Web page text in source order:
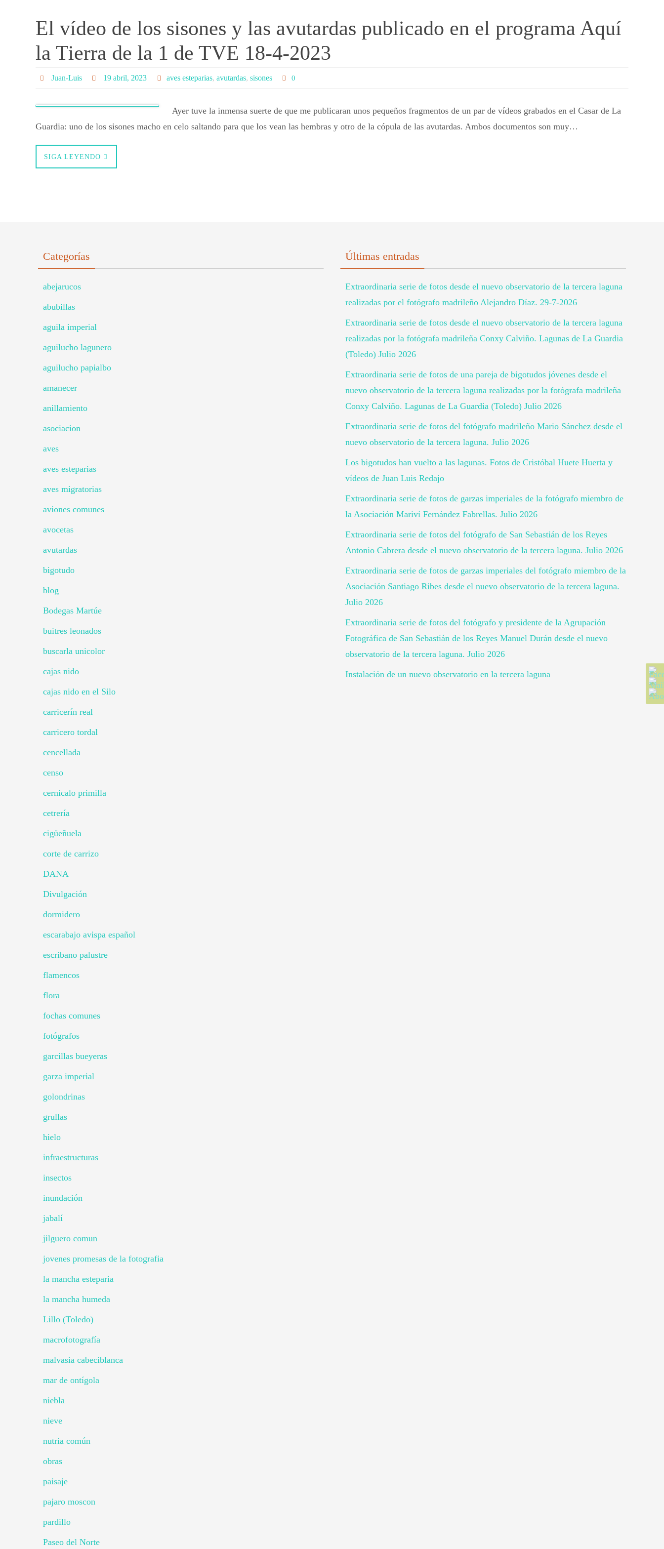
El vídeo de los sisones y las avutardas publicado en el programa Aquí
la Tierra de la 1 de TVE 18-4-2023
Juan-Luis 19 abril, 2023 aves esteparias,avutardas,sisones 0
Ayer tuve la inmensa suerte de que me publicaran unos pequeños fragmentos de un par de vídeos grabados en el Casar de La
Guardia: uno de los sisones macho en celo saltando para que los vean las hembras y otro de la cópula de las avutardas. Ambos documentos son muy…
SIGA LEYENDO
Categorías
abejarucos
abubillas
aguila imperial
aguilucho lagunero
aguilucho papialbo
amanecer
anillamiento
asociacion
aves
aves esteparias
aves migratorias
aviones comunes
avocetas
avutardas
bigotudo
blog
Bodegas Martúe
buitres leonados
buscarla unicolor
cajas nido
cajas nido en el Silo
carricerín real
carricero tordal
cencellada
censo
cernicalo primilla
cetrería
cigüeñuela
corte de carrizo
DANA
Divulgación
dormidero
escarabajo avispa español
escribano palustre
flamencos
flora
fochas comunes
fotógrafos
garcillas bueyeras
garza imperial
golondrinas
grullas
hielo
infraestructuras
insectos
inundación
jabalí
jilguero comun
jovenes promesas de la fotografia
la mancha esteparia
la mancha humeda
Lillo (Toledo)
macrofotografía
malvasia cabeciblanca
mar de ontígola
niebla
nieve
nutria común
obras
paisaje
pajaro moscon
pardillo
Paseo del Norte
Últimas entradas
Extraordinaria serie de fotos desde el nuevo observatorio de la tercera laguna
realizadas por el fotógrafo madrileño Alejandro Díaz. 29-7-2026
Extraordinaria serie de fotos desde el nuevo observatorio de la tercera laguna
realizadas por la fotógrafa madrileña Conxy Calviño. Lagunas de La Guardia
(Toledo) Julio 2026
Extraordinaria serie de fotos de una pareja de bigotudos jóvenes desde el
nuevo observatorio de la tercera laguna realizadas por la fotógrafa madrileña
Conxy Calviño. Lagunas de La Guardia (Toledo) Julio 2026
Extraordinaria serie de fotos del fotógrafo madrileño Mario Sánchez desde el
nuevo observatorio de la tercera laguna. Julio 2026
Los bigotudos han vuelto a las lagunas. Fotos de Cristóbal Huete Huerta y
vídeos de Juan Luis Redajo
Extraordinaria serie de fotos de garzas imperiales de la fotógrafo miembro de
la Asociación Mariví Fernández Fabrellas. Julio 2026
Extraordinaria serie de fotos del fotógrafo de San Sebastián de los Reyes
Antonio Cabrera desde el nuevo observatorio de la tercera laguna. Julio 2026
Extraordinaria serie de fotos de garzas imperiales del fotógrafo miembro de la
Asociación Santiago Ribes desde el nuevo observatorio de la tercera laguna.
Julio 2026
Extraordinaria serie de fotos del fotógrafo y presidente de la Agrupación
Fotográfica de San Sebastián de los Reyes Manuel Durán desde el nuevo
observatorio de la tercera laguna. Julio 2026
Instalación de un nuevo observatorio en la tercera laguna